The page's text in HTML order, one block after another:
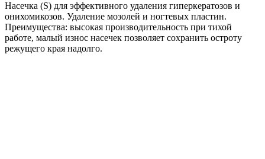
Насечка (S) для эффективного удаления гиперкератозов и
онихомикозов. Удаление мозолей и ногтевых пластин.
Преимущества: высокая производительность при тихой
работе, малый износ насечек позволяет сохранить остроту
режущего края надолго.